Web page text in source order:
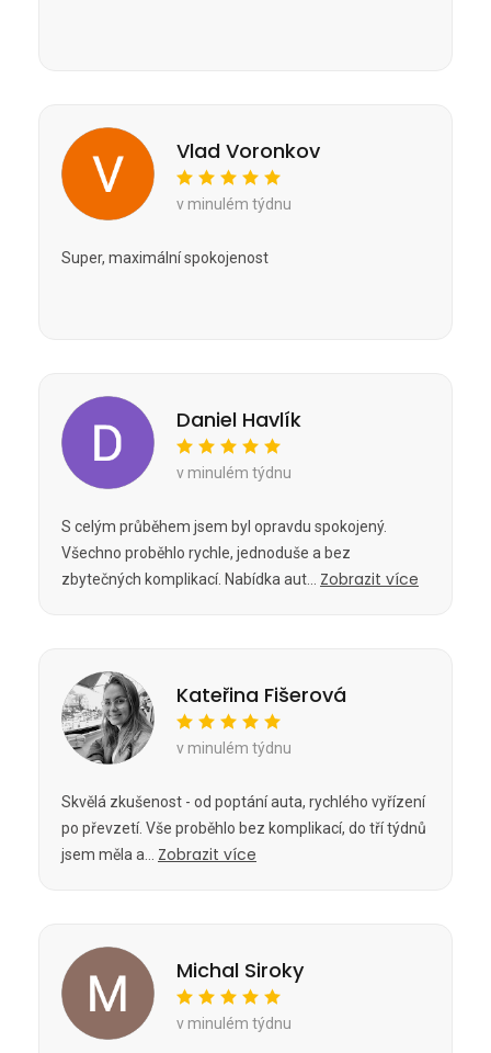
Vlad Voronkov
v minulém týdnu
Super, maximální spokojenost
Daniel Havlík
v minulém týdnu
S celým průběhem jsem byl opravdu spokojený.
Všechno proběhlo rychle, jednoduše a bez
zbytečných komplikací. Nabídka aut...
Zobrazit více
Kateřina Fišerová
v minulém týdnu
Skvělá zkušenost - od poptání auta, rychlého vyřízení
po převzetí. Vše proběhlo bez komplikací, do tří týdnů
jsem měla a...
Zobrazit více
Michal Siroky
v minulém týdnu